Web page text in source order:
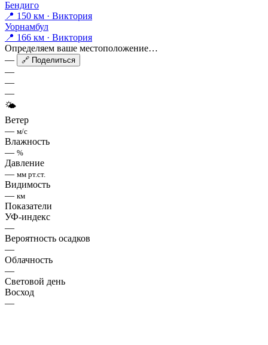
Бендиго
📍 150 км · Виктория
Уорнамбул
📍 166 км · Виктория
Определяем ваше местоположение…
—
🔗 Поделиться
—
—
—
🌤
Ветер
— м/с
Влажность
— %
Давление
— мм рт.ст.
Видимость
— км
Показатели
УФ-индекс
—
Вероятность осадков
—
Облачность
—
Световой день
Восход
—